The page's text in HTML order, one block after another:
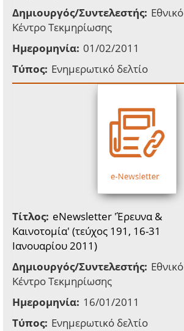
Δημιουργός/Συντελεστής: Εθνικό
Κέντρο Τεκμηρίωσης
Ημερομηνία: 01/02/2011
Τύπος: Ενημερωτικό δελτίο
Τίτλος: eNewsletter 'Έρευνα &
Καινοτομία' (τεύχος 191, 16-31
Ιανουαρίου 2011)
Δημιουργός/Συντελεστής: Εθνικό
Κέντρο Τεκμηρίωσης
Ημερομηνία: 16/01/2011
Τύπος: Ενημερωτικό δελτίο